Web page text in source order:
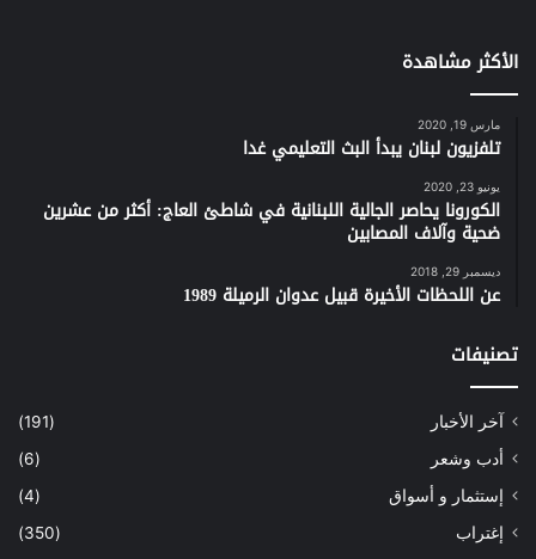
الأكثر مشاهدة
مارس 19, 2020
تلفزيون لبنان يبدأ البث التعليمي غدا
يونيو 23, 2020
الكورونا يحاصر الجالية اللبنانية في شاطئ العاج: أكثر من عشرين
ضحية وآلاف المصابين
ديسمبر 29, 2018
عن اللحظات الأخيرة قبيل عدوان الرميلة 1989
تصنيفات
آخر الأخبار
(191)
أدب وشعر
(6)
إستثمار و أسواق
(4)
إغتراب
(350)